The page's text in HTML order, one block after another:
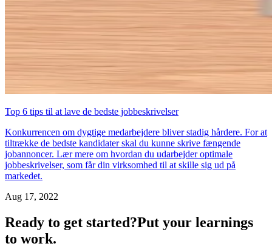
Top 6 tips til at lave de bedste jobbeskrivelser
Konkurrencen om dygtige medarbejdere bliver stadig hårdere. For at
tiltrække de bedste kandidater skal du kunne skrive fængende
jobannoncer. Lær mere om hvordan du udarbejder optimale
jobbeskrivelser, som får din virksomhed til at skille sig ud på
markedet.
Aug 17, 2022
Ready to get started?Put your learnings
to work.